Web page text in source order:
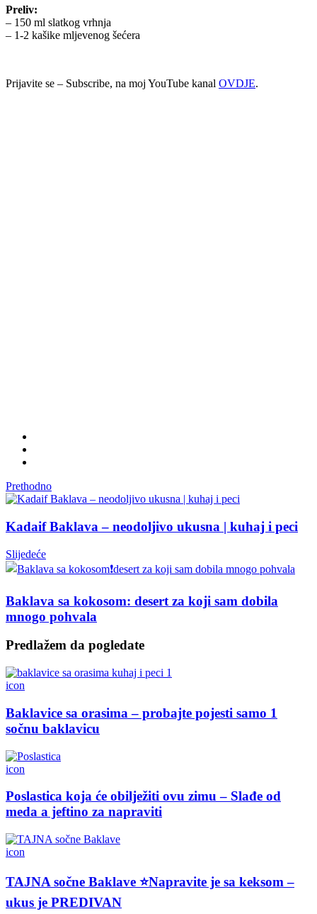
Preliv:
– 150 ml slatkog vrhnja
– 1-2 kašike mljevenog šećera
Prijavite se – Subscribe, na moj YouTube kanal OVDJE.
Prethodno
Kadaif Baklava – neodoljivo ukusna | kuhaj i peci
Slijedeće
Baklava sa kokosom: desert za koji sam dobila
mnogo pohvala
Predlažem da pogledate
icon
Baklavice sa orasima – probajte pojesti samo 1
sočnu baklavicu
icon
Poslastica koja će obilježiti ovu zimu – Slađe od
meda a jeftino za napraviti
icon
TAJNA sočne Baklave ⭐Napravite je sa keksom –
ukus je PREDIVAN